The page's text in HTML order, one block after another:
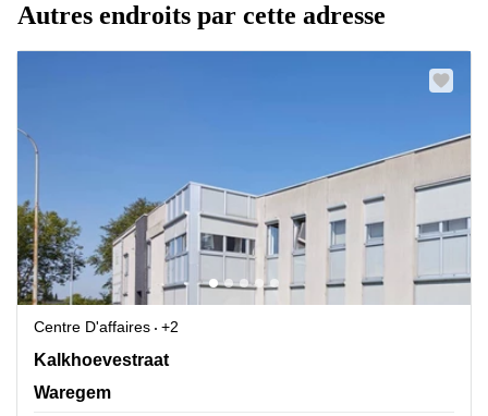
Autres endroits par cette adresse
Centre D'affaires
+2
Kalkhoevestraat 1, Waregem
Kalkhoevestraat
Waregem